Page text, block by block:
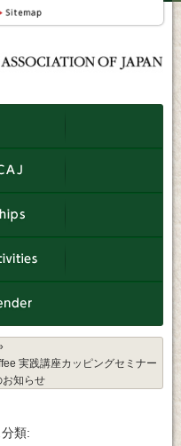
実践講座カッピングセミナー
お知らせ
類